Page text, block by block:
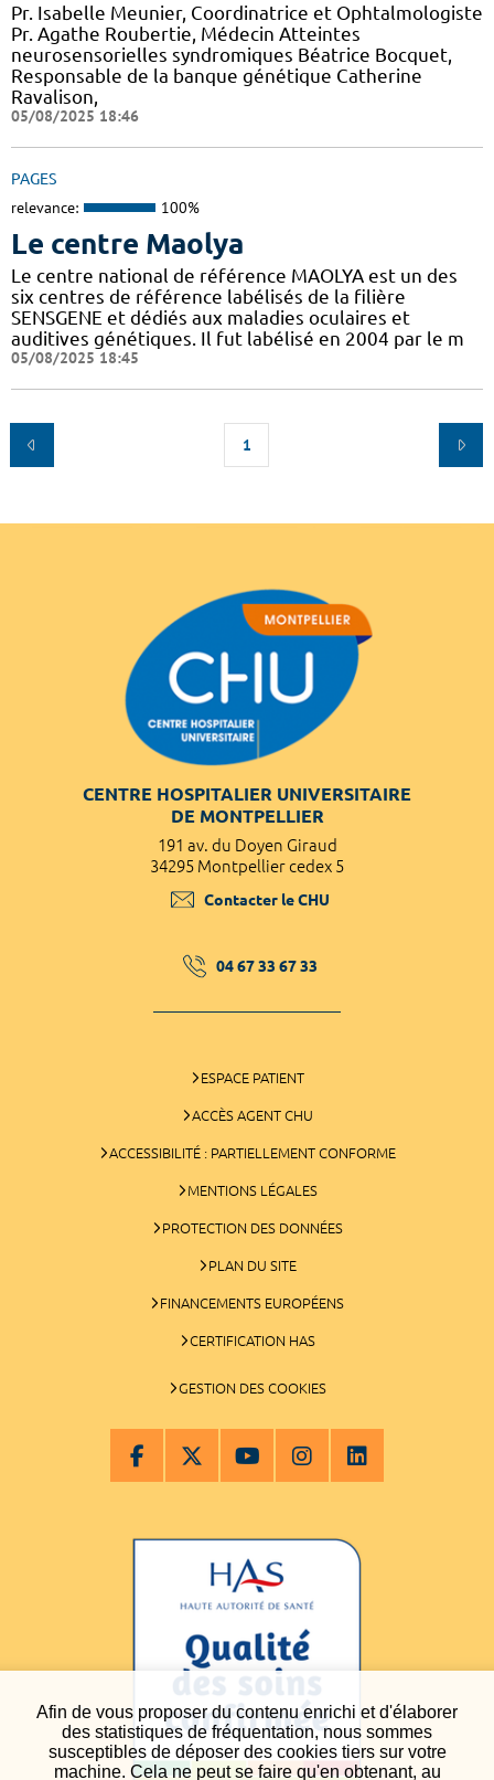
Afin de vous proposer du contenu enrichi et d'élaborer
des statistiques de fréquentation, nous sommes
susceptibles de déposer des cookies tiers sur votre
machine. Cela ne peut se faire qu'en obtenant, au
Pr. Isabelle Meunier, Coordinatrice et Ophtalmologiste
Pr. Agathe Roubertie, Médecin Atteintes
neurosensorielles syndromiques Béatrice Bocquet,
Responsable de la banque génétique Catherine
Ravalison,
05/08/2025 18:46
PAGES
relevance: 100%
Le centre Maolya
Le centre national de référence MAOLYA est un des
six centres de référence labélisés de la filière
SENSGENE et dédiés aux maladies oculaires et
auditives génétiques. Il fut labélisé en 2004 par le m
05/08/2025 18:45
1
CENTRE HOSPITALIER UNIVERSITAIRE
DE MONTPELLIER
191 av. du Doyen Giraud
34295 Montpellier cedex 5
Contacter le CHU
04 67 33 67 33
ESPACE PATIENT
ACCÈS AGENT CHU
ACCESSIBILITÉ : PARTIELLEMENT CONFORME
MENTIONS LÉGALES
PROTECTION DES DONNÉES
PLAN DU SITE
FINANCEMENTS EUROPÉENS
CERTIFICATION HAS
GESTION DES COOKIES